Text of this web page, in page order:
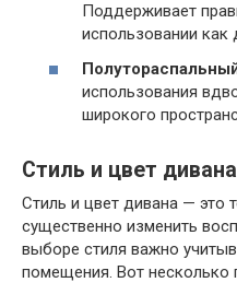
Поддерживает
использовании как
использования
широкого
Стиль и цвет дивана
Стиль и цвет дивана — это
существенно изменить
выборе стиля важно
помещения. Вот несколько